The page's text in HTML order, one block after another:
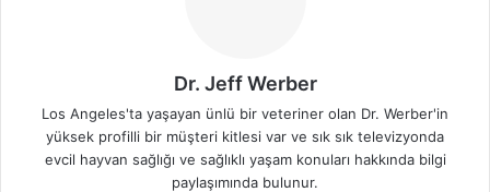
Dr. Jeff Werber
Los Angeles'ta yaşayan ünlü bir veteriner olan Dr. Werber'in
yüksek profilli bir müşteri kitlesi var ve sık sık televizyonda
evcil hayvan sağlığı ve sağlıklı yaşam konuları hakkında bilgi
paylaşımında bulunur.